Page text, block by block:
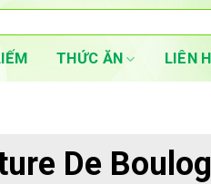
THỨC ĂN LIÊN
De